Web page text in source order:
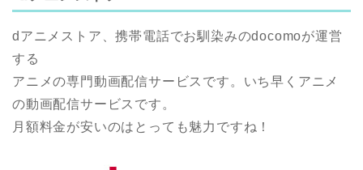
dアニメストア、携帯電話でお馴染みのdocomoが運営
する
アニメの専門動画配信サービスです。いち早くアニメ
の動画配信サービスです。
月額料金が安いのはとっても魅力ですね！